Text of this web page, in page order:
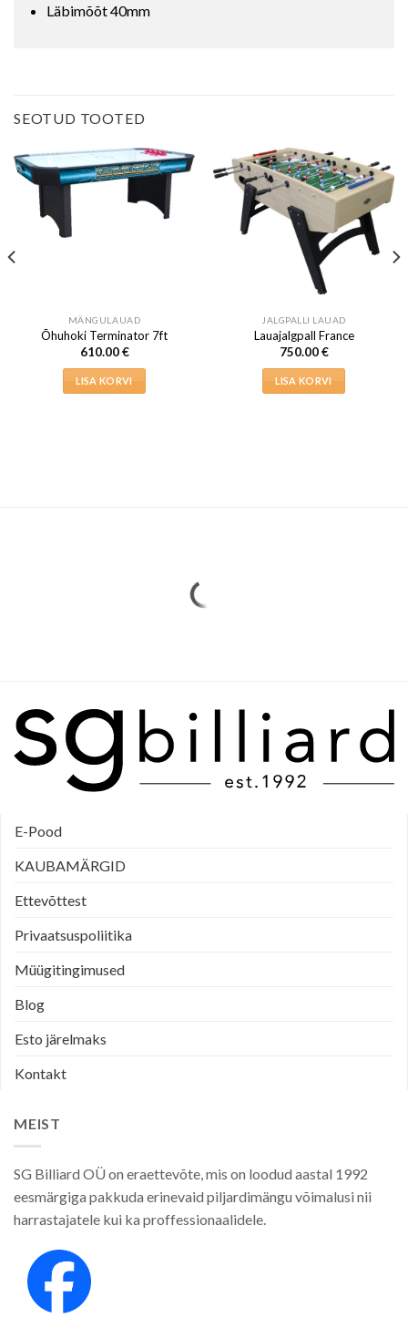
Läbimõõt 40mm
SEOTUD TOOTED
MÄNGULAUAD
Õhuhoki Terminator 7ft
610.00€
LISA KORVI
JALGPALLI LAUAD
Lauajalgpall France
750.00€
LISA KORVI
E-Pood
KAUBAMÄRGID
Ettevõttest
Privaatsuspoliitika
Müügitingimused
Blog
Esto järelmaks
Kontakt
MEIST
SG Billiard OÜ on eraettevõte, mis on loodud aastal 1992
eesmärgiga pakkuda erinevaid piljardimängu võimalusi nii
harrastajatele kui ka proffessionaalidele.